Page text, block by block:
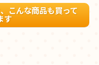
こんな商品も買って
す